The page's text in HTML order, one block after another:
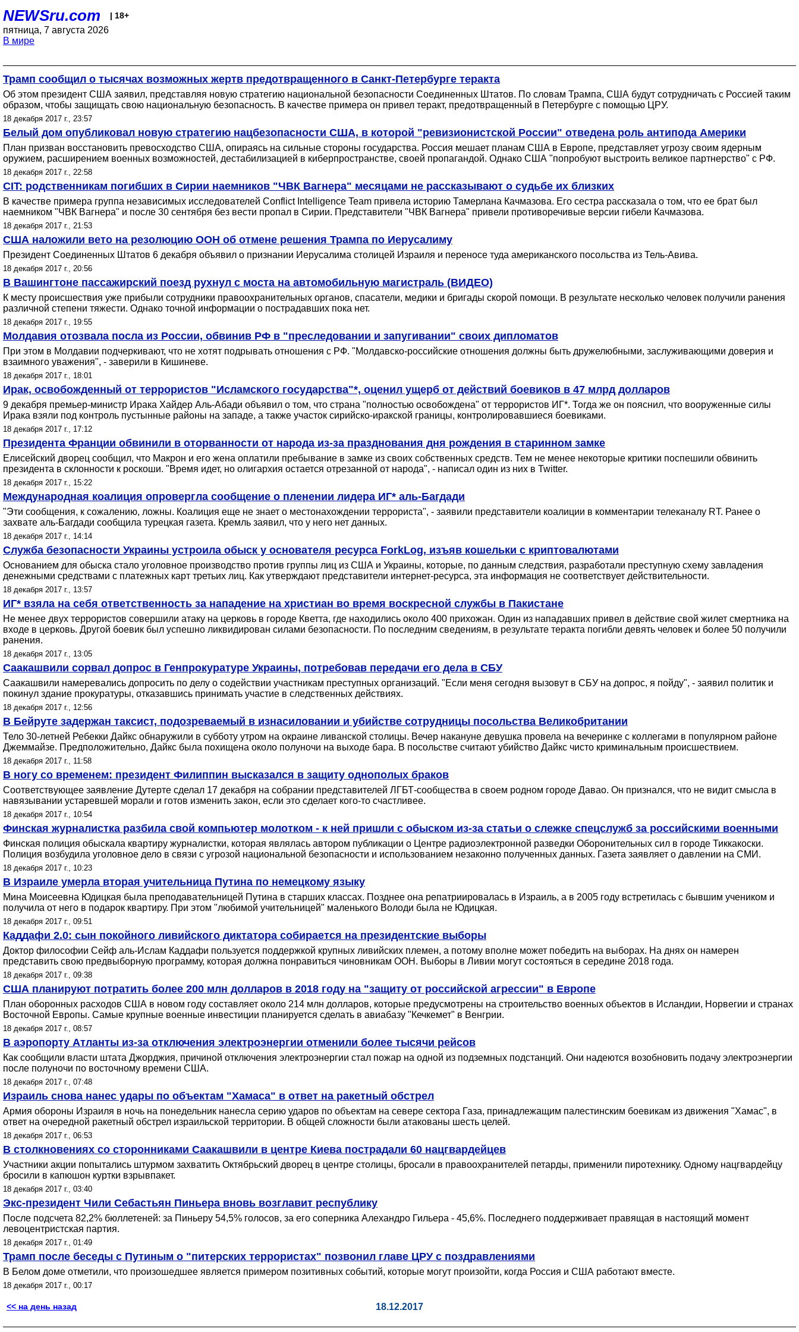
NEWSru.com | 18+
пятница, 7 августа 2026
В мире
Трамп сообщил о тысячах возможных жертв предотвращенного в Санкт-Петербурге теракта
Об этом президент США заявил, представляя новую стратегию национальной безопасности Соединенных Штатов. По словам Трампа, США будут сотрудничать с Россией таким
образом, чтобы защищать свою национальную безопасность. В качестве примера он привел теракт, предотвращенный в Петербурге с помощью ЦРУ.
18 декабря 2017 г., 23:57
Белый дом опубликовал новую стратегию нацбезопасности США, в которой "ревизионистской России" отведена роль антипода Америки
План призван восстановить превосходство США, опираясь на сильные стороны государства. Россия мешает планам США в Европе, представляет угрозу своим ядерным
оружием, расширением военных возможностей, дестабилизацией в киберпространстве, своей пропагандой. Однако США "попробуют выстроить великое партнерство" с РФ.
18 декабря 2017 г., 22:58
CIT: родственникам погибших в Сирии наемников "ЧВК Вагнера" месяцами не рассказывают о судьбе их близких
В качестве примера группа независимых исследователей Conflict Intelligence Team привела историю Тамерлана Качмазова. Его сестра рассказала о том, что ее брат был
наемником "ЧВК Вагнера" и после 30 сентября без вести пропал в Сирии. Представители "ЧВК Вагнера" привели противоречивые версии гибели Качмазова.
18 декабря 2017 г., 21:53
США наложили вето на резолюцию ООН об отмене решения Трампа по Иерусалиму
Президент Соединенных Штатов 6 декабря объявил о признании Иерусалима столицей Израиля и переносе туда американского посольства из Тель-Авива.
18 декабря 2017 г., 20:56
В Вашингтоне пассажирский поезд рухнул с моста на автомобильную магистраль (ВИДЕО)
К месту происшествия уже прибыли сотрудники правоохранительных органов, спасатели, медики и бригады скорой помощи. В результате несколько человек получили ранения
различной степени тяжести. Однако точной информации о пострадавших пока нет.
18 декабря 2017 г., 19:55
Молдавия отозвала посла из России, обвинив РФ в "преследовании и запугивании" своих дипломатов
При этом в Молдавии подчеркивают, что не хотят подрывать отношения с РФ. "Молдавско-российские отношения должны быть дружелюбными, заслуживающими доверия и
взаимного уважения", - заверили в Кишиневе.
18 декабря 2017 г., 18:01
Ирак, освобожденный от террористов "Исламского государства"*, оценил ущерб от действий боевиков в 47 млрд долларов
9 декабря премьер-министр Ирака Хайдер Аль-Абади объявил о том, что страна "полностью освобождена" от террористов ИГ*. Тогда же он пояснил, что вооруженные силы
Ирака взяли под контроль пустынные районы на западе, а также участок сирийско-иракской границы, контролировавшиеся боевиками.
18 декабря 2017 г., 17:12
Президента Франции обвинили в оторванности от народа из-за празднования дня рождения в старинном замке
Елисейский дворец сообщил, что Макрон и его жена оплатили пребывание в замке из своих собственных средств. Тем не менее некоторые критики поспешили обвинить
президента в склонности к роскоши. "Время идет, но олигархия остается отрезанной от народа", - написал один из них в Twitter.
18 декабря 2017 г., 15:22
Международная коалиция опровергла сообщение о пленении лидера ИГ* аль-Багдади
"Эти сообщения, к сожалению, ложны. Коалиция еще не знает о местонахождении террориста", - заявили представители коалиции в комментарии телеканалу RT. Ранее о
захвате аль-Багдади сообщила турецкая газета. Кремль заявил, что у него нет данных.
18 декабря 2017 г., 14:14
Служба безопасности Украины устроила обыск у основателя ресурса ForkLog, изъяв кошельки с криптовалютами
Основанием для обыска стало уголовное производство против группы лиц из США и Украины, которые, по данным следствия, разработали преступную схему завладения
денежными средствами с платежных карт третьих лиц. Как утверждают представители интернет-ресурса, эта информация не соответствует действительности.
18 декабря 2017 г., 13:57
ИГ* взяла на себя ответственность за нападение на христиан во время воскресной службы в Пакистане
Не менее двух террористов совершили атаку на церковь в городе Кветта, где находились около 400 прихожан. Один из нападавших привел в действие свой жилет смертника на
входе в церковь. Другой боевик был успешно ликвидирован силами безопасности. По последним сведениям, в результате теракта погибли девять человек и более 50 получили
ранения.
18 декабря 2017 г., 13:05
Саакашвили сорвал допрос в Генпрокуратуре Украины, потребовав передачи его дела в СБУ
Саакашвили намеревались допросить по делу о содействии участникам преступных организаций. "Если меня сегодня вызовут в СБУ на допрос, я пойду", - заявил политик и
покинул здание прокуратуры, отказавшись принимать участие в следственных действиях.
18 декабря 2017 г., 12:56
В Бейруте задержан таксист, подозреваемый в изнасиловании и убийстве сотрудницы посольства Великобритании
Тело 30-летней Ребекки Дайкс обнаружили в субботу утром на окраине ливанской столицы. Вечер накануне девушка провела на вечеринке с коллегами в популярном районе
Джеммайзе. Предположительно, Дайкс была похищена около полуночи на выходе бара. В посольстве считают убийство Дайкс чисто криминальным происшествием.
18 декабря 2017 г., 11:58
В ногу со временем: президент Филиппин высказался в защиту однополых браков
Соответствующее заявление Дутерте сделал 17 декабря на собрании представителей ЛГБТ-сообщества в своем родном городе Давао. Он признался, что не видит смысла в
навязывании устаревшей морали и готов изменить закон, если это сделает кого-то счастливее.
18 декабря 2017 г., 10:54
Финская журналистка разбила свой компьютер молотком - к ней пришли с обыском из-за статьи о слежке спецслужб за российскими военными
Финская полиция обыскала квартиру журналистки, которая являлась автором публикации о Центре радиоэлектронной разведки Оборонительных сил в городе Тиккакоски.
Полиция возбудила уголовное дело в связи с угрозой национальной безопасности и использованием незаконно полученных данных. Газета заявляет о давлении на СМИ.
18 декабря 2017 г., 10:23
В Израиле умерла вторая учительница Путина по немецкому языку
Мина Моисеевна Юдицкая была преподавательницей Путина в старших классах. Позднее она репатриировалась в Израиль, а в 2005 году встретилась с бывшим учеником и
получила от него в подарок квартиру. При этом "любимой учительницей" маленького Володи была не Юдицкая.
18 декабря 2017 г., 09:51
Каддафи 2.0: сын покойного ливийского диктатора собирается на президентские выборы
Доктор философии Сейф аль-Ислам Каддафи пользуется поддержкой крупных ливийских племен, а потому вполне может победить на выборах. На днях он намерен
представить свою предвыборную программу, которая должна понравиться чиновникам ООН. Выборы в Ливии могут состояться в середине 2018 года.
18 декабря 2017 г., 09:38
США планируют потратить более 200 млн долларов в 2018 году на "защиту от российской агрессии" в Европе
План оборонных расходов США в новом году составляет около 214 млн долларов, которые предусмотрены на строительство военных объектов в Исландии, Норвегии и странах
Восточной Европы. Самые крупные военные инвестиции планируется сделать в авиабазу "Кечкемет" в Венгрии.
18 декабря 2017 г., 08:57
В аэропорту Атланты из-за отключения электроэнергии отменили более тысячи рейсов
Как сообщили власти штата Джорджия, причиной отключения электроэнергии стал пожар на одной из подземных подстанций. Они надеются возобновить подачу электроэнергии
после полуночи по восточному времени США.
18 декабря 2017 г., 07:48
Израиль снова нанес удары по объектам "Хамаса" в ответ на ракетный обстрел
Армия обороны Израиля в ночь на понедельник нанесла серию ударов по объектам на севере сектора Газа, принадлежащим палестинским боевикам из движения "Хамас", в
ответ на очередной ракетный обстрел израильской территории. В общей сложности были атакованы шесть целей.
18 декабря 2017 г., 06:53
В столкновениях со сторонниками Саакашвили в центре Киева пострадали 60 нацгвардейцев
Участники акции попытались штурмом захватить Октябрьский дворец в центре столицы, бросали в правоохранителей петарды, применили пиротехнику. Одному нацгвардейцу
бросили в капюшон куртки взрывпакет.
18 декабря 2017 г., 03:40
Экс-президент Чили Себастьян Пиньера вновь возглавит республику
После подсчета 82,2% бюллетеней: за Пиньеру 54,5% голосов, за его соперника Алехандро Гильера - 45,6%. Последнего поддерживает правящая в настоящий момент
левоцентристская партия.
18 декабря 2017 г., 01:49
Трамп после беседы с Путиным о "питерских террористах" позвонил главе ЦРУ с поздравлениями
В Белом доме отметили, что произошедшее является примером позитивных событий, которые могут произойти, когда Россия и США работают вместе.
18 декабря 2017 г., 00:17
<< на день назад 18.12.2017